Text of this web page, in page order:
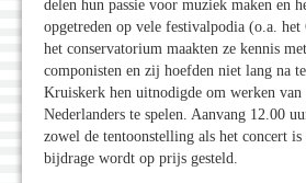
delen hun passie voor muziek maken en
opgetreden op vele festivalpodia (o.a.
het conservatorium maakten ze kennis
componisten en zij hoefden niet lang na
Kruiskerk hen uitnodigde om werken van
Nederlanders te spelen. Aanvang 12.00
zowel de tentoonstelling als het concert
bijdrage wordt op prijs gesteld.